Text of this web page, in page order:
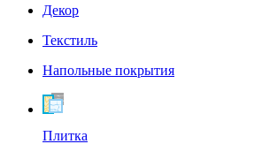
Декор
Текстиль
Напольные покрытия
Плитка